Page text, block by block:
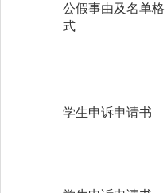
公假事由及名单格
式
学生申诉申请书